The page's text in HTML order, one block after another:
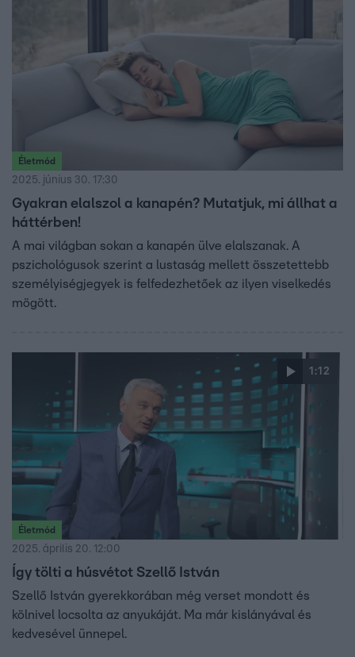
Életmód
2025. június 30. 17:30
Gyakran elalszol a kanapén? Mutatjuk, mi állhat a
háttérben!
A mai világban sokan a kanapén ülve elalszanak. A
pszichológusok szerint a lustaság mellett összetettebb
személyiségjegyek is felfedezhetőek az ilyen viselkedés
mögött.
1:12
Életmód
2025. április 20. 12:00
Így tölti a húsvétot Szellő István
Szellő István gyerekkorában még verset mondott és
kölnivel locsolta az anyukáját. Ma már kislányával és
kedvesével ünnepel.